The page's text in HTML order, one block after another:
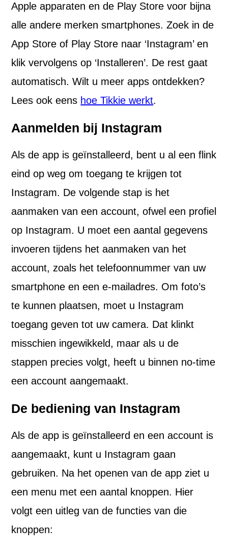
Apple apparaten en de Play Store voor bijna
alle andere merken smartphones. Zoek in de
App Store of Play Store naar ‘Instagram’ en
klik vervolgens op ‘Installeren’. De rest gaat
automatisch. Wilt u meer apps ontdekken?
Lees ook eens hoe Tikkie werkt.
Aanmelden bij Instagram
Als de app is geïnstalleerd, bent u al een flink
eind op weg om toegang te krijgen tot
Instagram. De volgende stap is het
aanmaken van een account, ofwel een profiel
op Instagram. U moet een aantal gegevens
invoeren tijdens het aanmaken van het
account, zoals het telefoonnummer van uw
smartphone en een e-mailadres. Om foto’s
te kunnen plaatsen, moet u Instagram
toegang geven tot uw camera. Dat klinkt
misschien ingewikkeld, maar als u de
stappen precies volgt, heeft u binnen no-time
een account aangemaakt.
De bediening van Instagram
Als de app is geïnstalleerd en een account is
aangemaakt, kunt u Instagram gaan
gebruiken. Na het openen van de app ziet u
een menu met een aantal knoppen. Hier
volgt een uitleg van de functies van die
knoppen: